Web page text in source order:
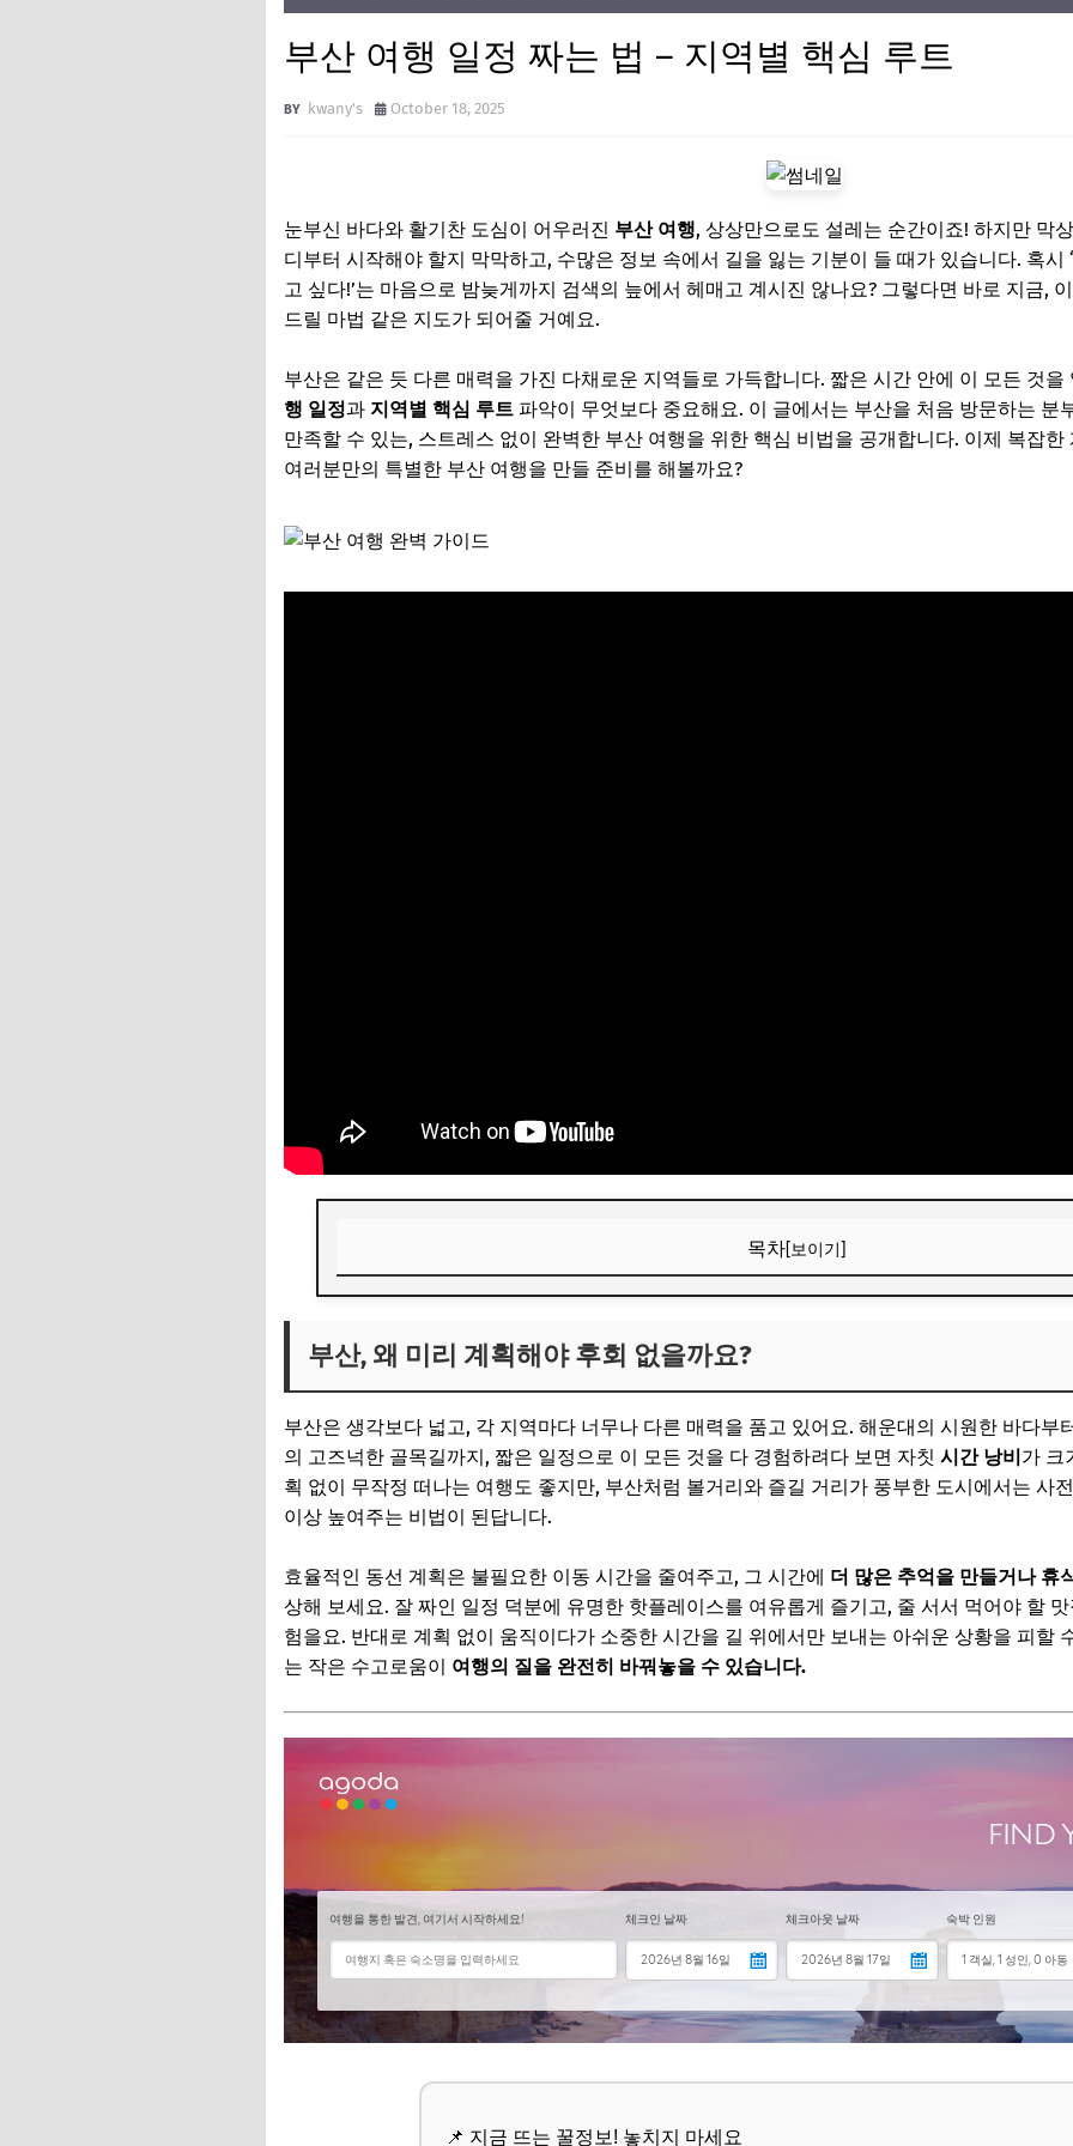
부산 여행 일정 짜는 법 – 지역별 핵심 루트
kwany's October 18, 2025
눈부신 바다와 활기찬 도심이 어우러진 부산 여행, 상상만으로도 설레는 순간이죠! 하지만 막
디부터 시작해야 할지 막막하고, 수많은 정보 속에서 길을 잃는 기분이 들 때가 있습니다. 혹시
고 싶다!’는 마음으로 밤늦게까지 검색의 늪에서 헤매고 계시진 않나요? 그렇다면 바로 지금,
드릴 마법 같은 지도가 되어줄 거예요.
부산은 같은 듯 다른 매력을 가진 다채로운 지역들로 가득합니다. 짧은 시간 안에 이 모든 것
행 일정과 지역별 핵심 루트 파악이 무엇보다 중요해요. 이 글에서는 부산을 처음 방문하는 분
만족할 수 있는, 스트레스 없이 완벽한 부산 여행을 위한 핵심 비법을 공개합니다. 이제 복잡
여러분만의 특별한 부산 여행을 만들 준비를 해볼까요?
목차[보이기]
📌 지금 뜨는 꿀정보! 놓치지 마세요
놓치면 후회할! 부산 지역별 핵심 매력 파헤치기
해운대/광안리: 바다와 도시의 낭만이 공존하는 곳
영도/태종대: 자연의 위엄과 숨겨진 보석
서면/전포: 젊음과 트렌드의 중심지
📌 지금 뜨는 꿀정보! 놓치지 마세요
나만의 부산 여행 일정, 3단계로 완벽하게 짜는 법
1단계: '나만의 테마'를 먼저 찾아보세요!
3단계: '유연성'을 확보하는 것도 잊지 마세요!
📌 지금 뜨는 꿀정보! 놓치지 마세요
추가할인 코드 WRVE6
부산, 왜 미리 계획해야 후회 없을까요?
부산은 생각보다 넓고, 각 지역마다 너무나 다른 매력을 품고 있어요. 해운대의 시원한 바다부
의 고즈넉한 골목길까지, 짧은 일정으로 이 모든 것을 다 경험하려다 보면 자칫 시간 낭비 가 크
획 없이 무작정 떠나는 여행도 좋지만, 부산처럼 볼거리와 즐길 거리가 풍부한 도시에서는 사
이상 높여주는 비법이 된답니다.
효율적인 동선 계획은 불필요한 이동 시간을 줄여주고, 그 시간에 더 많은 추억을 만들거나 휴
상해 보세요. 잘 짜인 일정 덕분에 유명한 핫플레이스를 여유롭게 즐기고, 줄 서서 먹어야 할
험을요. 반대로 계획 없이 움직이다가 소중한 시간을 길 위에서만 보내는 아쉬운 상황을 피할
는 작은 수고로움이 여행의 질을 완전히 바꿔놓을 수 있습니다.
📌 지금 뜨는 꿀정보! 놓치지 마세요